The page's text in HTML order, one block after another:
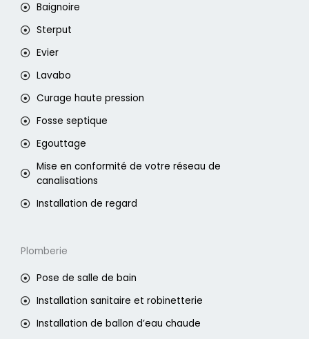
Baignoire
Sterput
Evier
Lavabo
Curage haute pression
Fosse septique
Egouttage
Mise en conformité de votre réseau de
canalisations
Installation de regard
Plomberie
Pose de salle de bain
Installation sanitaire et robinetterie
Installation de ballon d’eau chaude